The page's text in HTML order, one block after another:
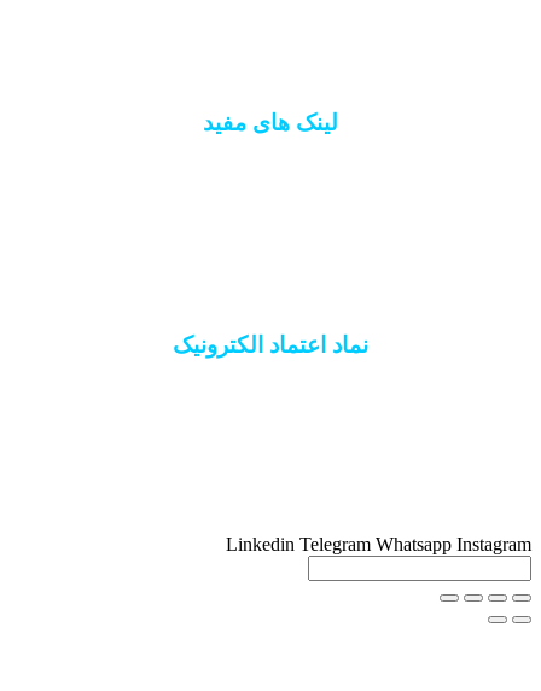
لینک های مفید
نماد اعتماد الکترونیک
Linkedin Telegram Whatsapp Instagram